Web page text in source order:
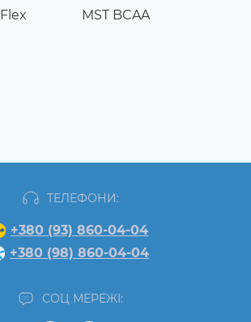
MST BCAA
ТЕЛЕФОНИ:
+380 (93) 860-04-04
+380 (98) 860-04-04
СОЦ МЕРЕЖІ: